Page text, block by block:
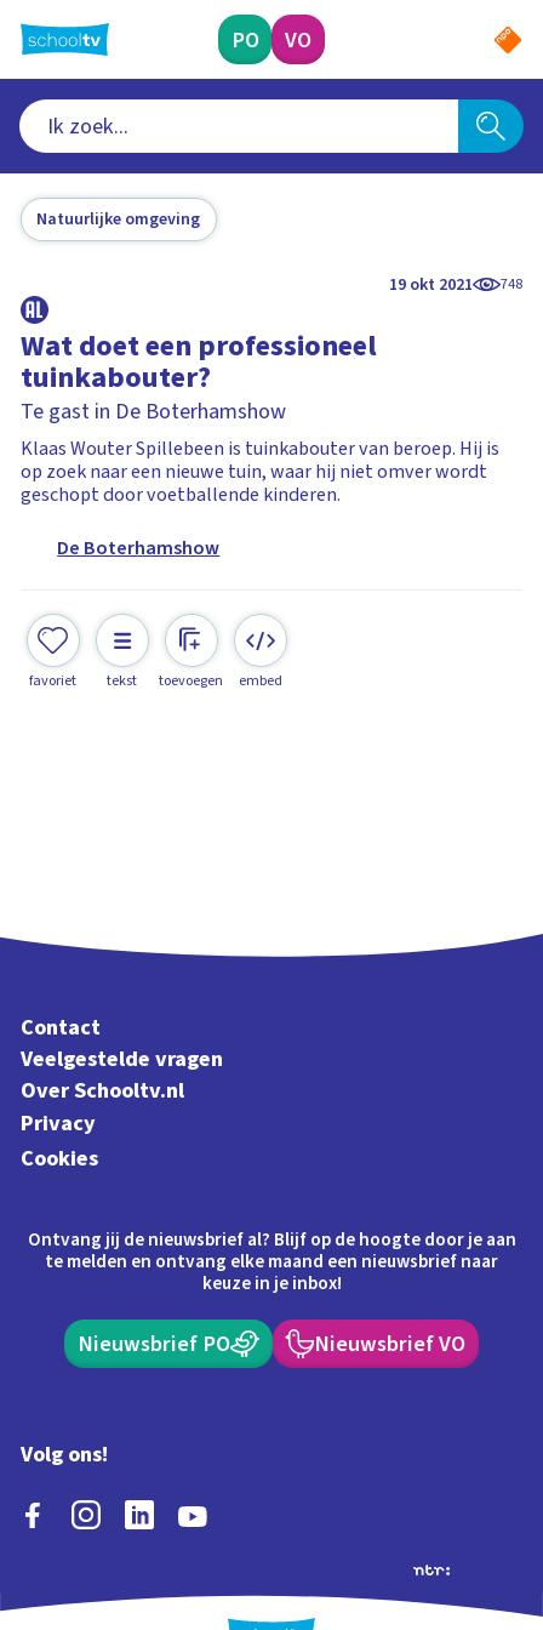
naar
hoofdinhoud
PO VO
Natuurlijke omgeving
19 okt 2021 748
Wat doet een professioneel
tuinkabouter?
Te gast in De Boterhamshow
Klaas Wouter Spillebeen is tuinkabouter van beroep. Hij is
op zoek naar een nieuwe tuin, waar hij niet omver wordt
geschopt door voetballende kinderen.
De Boterhamshow
favoriet tekst toevoegen embed
Contact
Veelgestelde vragen
Over Schooltv.nl
Privacy
Cookies
Ontvang jij de nieuwsbrief al? Blijf op de hoogte door je aan
te melden en ontvang elke maand een nieuwsbrief naar
keuze in je inbox!
Nieuwsbrief PO Nieuwsbrief VO
Volg ons!